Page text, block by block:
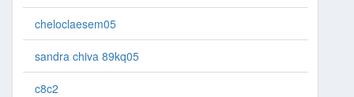
cheloclaesem05
sandra chiva 89kq05
c8c2